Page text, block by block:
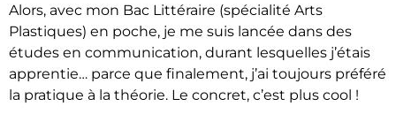
Alors, avec mon Bac Littéraire (spécialité Arts
Plastiques) en poche, je me suis lancée dans des
études en communication, durant lesquelles j’étais
apprentie… parce que finalement, j’ai toujours préféré
la pratique à la théorie. Le concret, c’est plus cool !